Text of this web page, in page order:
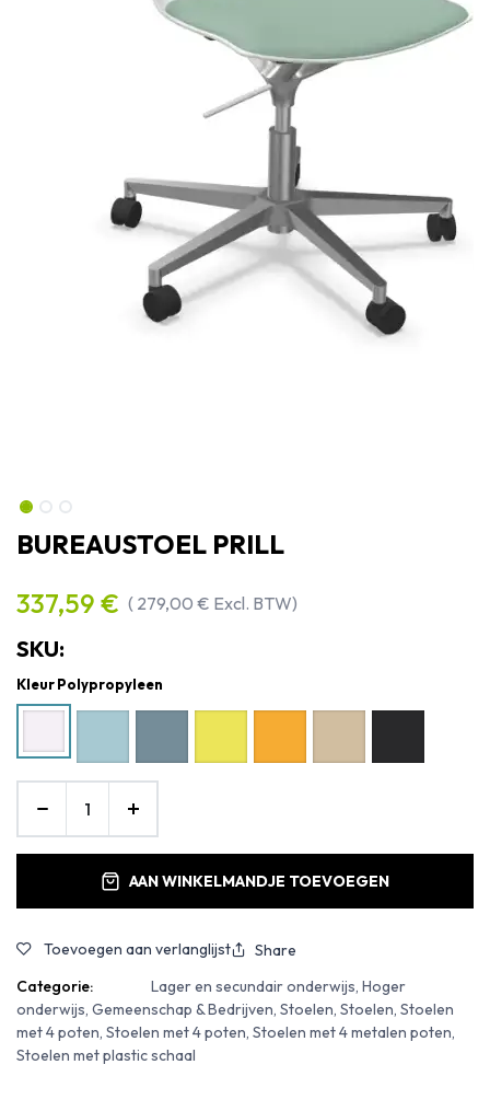
BUREAUSTOEL PRILL
337,59 € ( 279,00 € Excl. BTW)
SKU:
Kleur Polypropyleen
AAN WINKELMANDJE TOEVOEGEN
Toevoegen aan verlanglijst
Share
Categorie:
Lager en secundair onderwijs, Hoger
onderwijs, Gemeenschap & Bedrijven, Stoelen, Stoelen, Stoelen
met 4 poten, Stoelen met 4 poten, Stoelen met 4 metalen poten,
Stoelen met plastic schaal